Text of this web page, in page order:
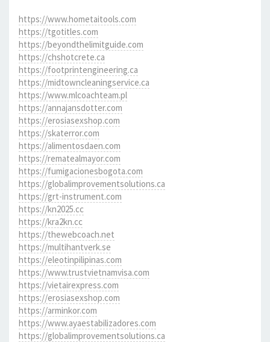
https://www.hometaitools.com
https://tgotitles.com
https://beyondthelimitguide.com
https://chshotcrete.ca
https://footprintengineering.ca
https://midtowncleaningservice.ca
https://www.mlcoachteam.pl
https://annajansdotter.com
https://erosiasexshop.com
https://skaterror.com
https://alimentosdaen.com
https://rematealmayor.com
https://fumigacionesbogota.com
https://globalimprovementsolutions.ca
https://grt-instrument.com
https://kn2025.cc
https://kra2kn.cc
https://thewebcoach.net
https://multihantverk.se
https://eleotinpilipinas.com
https://www.trustvietnamvisa.com
https://vietairexpress.com
https://erosiasexshop.com
https://arminkor.com
https://www.ayaestabilizadores.com
https://globalimprovementsolutions.ca